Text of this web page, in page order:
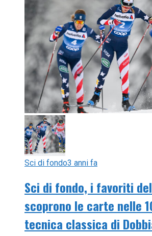
Sci di fondo3 anni fa
Sci di fondo, i favoriti
scoprono le carte nelle
tecnica classica di